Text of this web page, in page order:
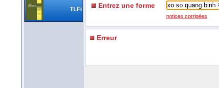
TLFi Entrez une forme
notices corrigées
Erreur